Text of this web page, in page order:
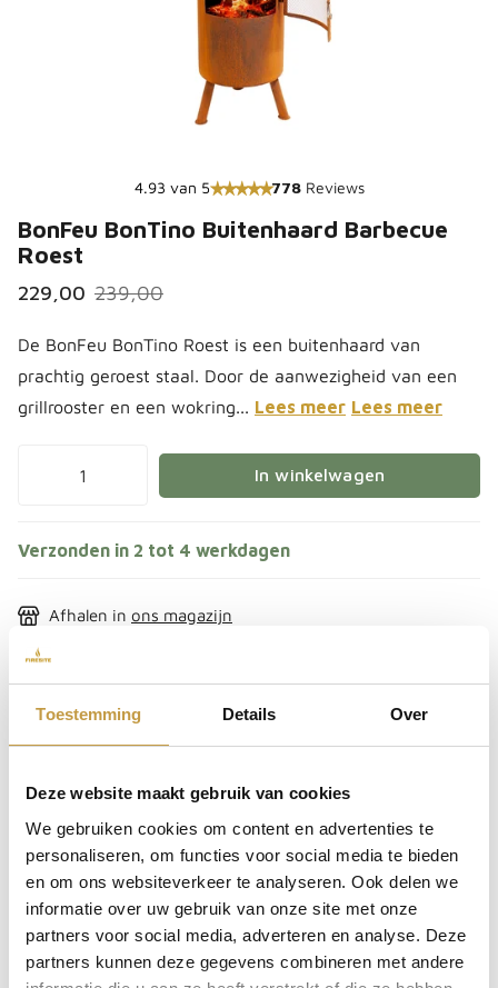
Toestemming Details Over
Deze website maakt gebruik van cookies
We gebruiken cookies om content en advertenties te
personaliseren, om functies voor social media te bieden
en om ons websiteverkeer te analyseren. Ook delen we
informatie over uw gebruik van onze site met onze
partners voor social media, adverteren en analyse. Deze
partners kunnen deze gegevens combineren met andere
4.93 van 5 778 Reviews
BonFeu BonTino Buitenhaard Barbecue
Roest
229,00 239,00
De BonFeu BonTino Roest is een buitenhaard van
prachtig geroest staal. Door de aanwezigheid van een
grillrooster en een wokring... Lees meer Lees meer
In winkelwagen
Verzonden in 2 tot 4 werkdagen
Afhalen in ons magazijn
Gratis verzending vanaf € 50,-
Indien op voorraad & besteld voor 13:00, zelfde dag
verzonden
i
Bestel direct mee
SKU:3501R
EAN:
8719689093723
You may also like
You may also like